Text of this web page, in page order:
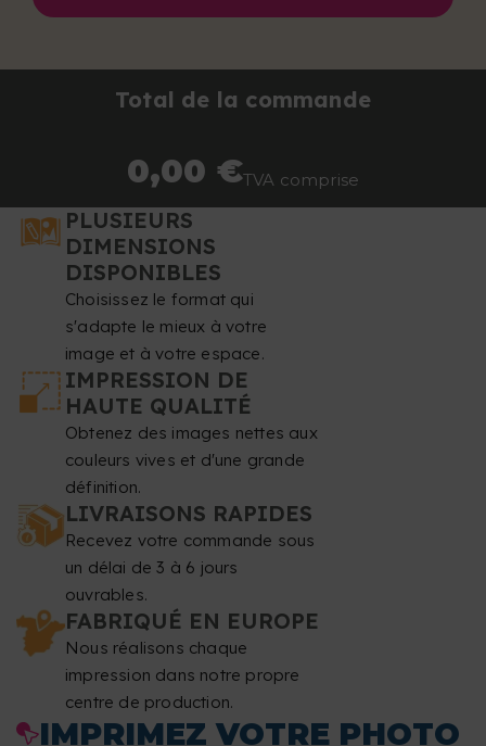
Total de la commande
0,00 €TVA comprise
PLUSIEURS
DIMENSIONS
DISPONIBLES
Choisissez le format qui
s'adapte le mieux à votre
image et à votre espace.
IMPRESSION DE
HAUTE QUALITÉ
Obtenez des images nettes aux
couleurs vives et d'une grande
définition.
LIVRAISONS RAPIDES
Recevez votre commande sous
un délai de 3 à 6 jours
ouvrables.
FABRIQUÉ EN EUROPE
Nous réalisons chaque
impression dans notre propre
centre de production.
IMPRIMEZ VOTRE PHOTO